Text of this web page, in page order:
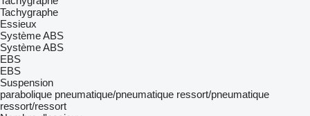
Tachygraphe
Essieux
Système ABS
Système ABS
EBS
EBS
Suspension
parabolique pneumatique/pneumatique ressort/pneumatique
ressort/ressort